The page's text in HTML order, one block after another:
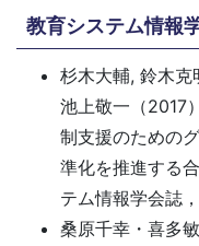
教育システム情報
杉木大輔, 鈴木克
池上敬一（2017
制支援のための
準化を推進する
テム情報学会誌
桑原千幸・喜多